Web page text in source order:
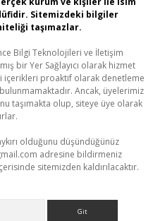
Sitemizdeki bilgiler
taşımazlar.
Bilgi Teknolojileri ve İletişim
bir Yer Sağlayıcı olarak hizmet
içerikleri proaktif olarak denetleme
Ancak, üyelerimiz
taşımakta olup, siteye üye olarak
olduğunu düşündüğünüz
adresine bildirmeniz
sitemizden kaldırılacaktır.